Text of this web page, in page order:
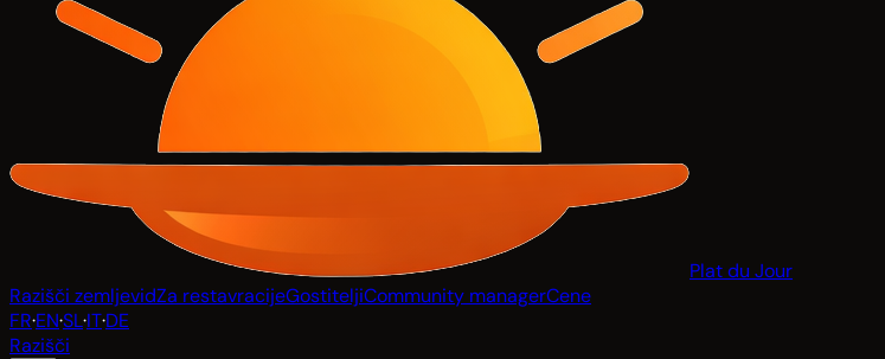
Plat du Jour
Razišči zemljevidZa restavracijeGostiteljiCommunity managerCene
FR·EN·SL·IT·DE
Razišči